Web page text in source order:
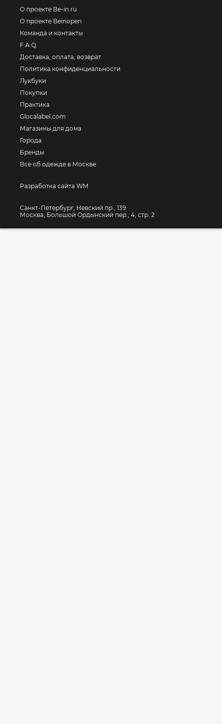
О проекте Be-in.ru
О проекте Beinopen
Команда и контакты
F.A.Q.
Доставка, оплата, возврат
Политика конфиденциальности
Лукбуки
Покупки
Практика
Glocalabel.com
Магазины для дома
Города
Бренды
Все об одежде в Москве
Разработка сайта WM
Санкт-Петербург, Невский пр., 139
Москва, Большой Ордынский пер., 4, стр. 2